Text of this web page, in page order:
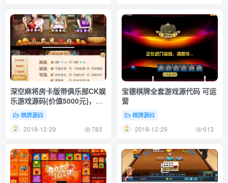
深空麻将房卡版带俱乐部CK娱
乐游戏源码{价值5000元}，深
空娱乐组件下载，都有控制功
能 棋牌源码
2018-12-29 783
宝德棋牌全套游戏源代码 可运
营
棋牌源码
2018-12-29 613